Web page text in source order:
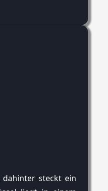
dahinter steckt ein